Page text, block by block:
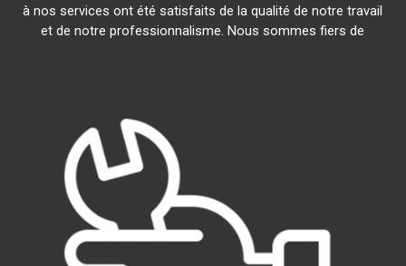
à nos services ont été satisfaits de la qualité de notre travail
et de notre professionnalisme. Nous sommes fiers de